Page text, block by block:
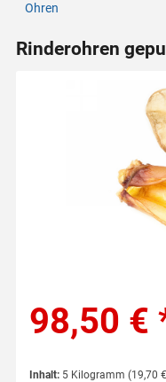
Ohren
Rinderohren
98,50 €
Inhalt: 5 Kilogramm (19,70